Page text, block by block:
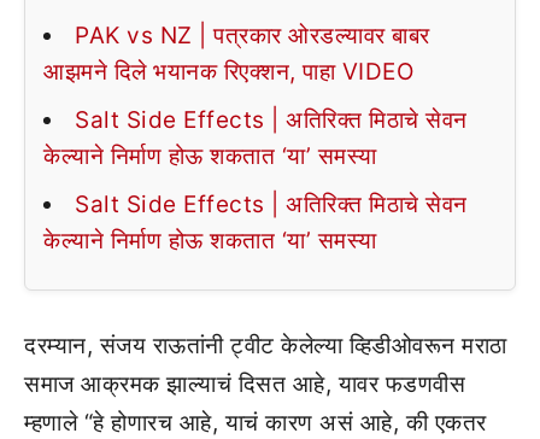
PAK vs NZ | पत्रकार ओरडल्यावर बाबर
आझमने दिले भयानक रिएक्शन, पाहा VIDEO
Salt Side Effects | अतिरिक्त मिठाचे सेवन
केल्याने निर्माण होऊ शकतात ‘या’ समस्या
Salt Side Effects | अतिरिक्त मिठाचे सेवन
केल्याने निर्माण होऊ शकतात ‘या’ समस्या
दरम्यान, संजय राऊतांनी ट्वीट केलेल्या व्हिडीओवरून मराठा
समाज आक्रमक झाल्याचं दिसत आहे, यावर फडणवीस
म्हणाले “हे होणारच आहे, याचं कारण असं आहे, की एकतर